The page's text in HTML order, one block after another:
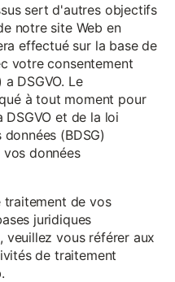
sert d'autres objectifs
notre site Web en
effectué sur la base de
votre consentement
DSGVO. Le
à tout moment pour
et de la loi
(BDSG)
données
traitement de vos
juridiques
vous référer aux
de traitement